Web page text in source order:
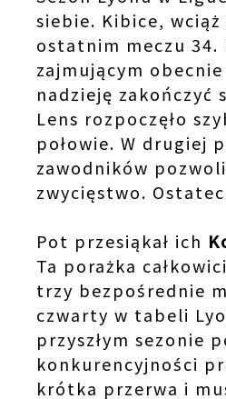
siebie. Kibice, wciąż
ostatnim meczu 34.
zajmującym
nadzieję zakończyć
Lens rozpoczęło
połowie. W drugiej
zawodników
zwycięstwo.
Pot przesiąkał ich
Ta porażka
trzy bezpośrednie
czwarty w tabeli
przyszłym sezonie
konkurencyjności
krótka przerwa i